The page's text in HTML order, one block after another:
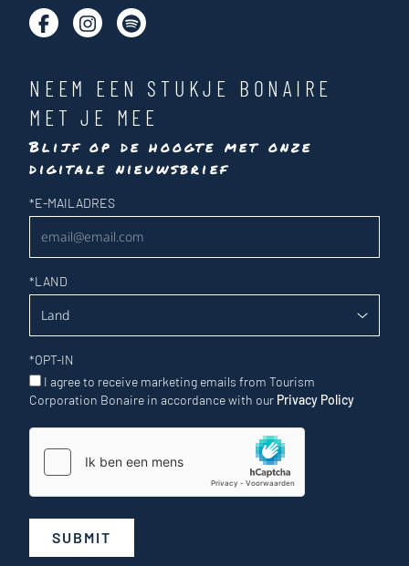
NEEM EEN STUKJE BONAIRE
MET JE MEE
Blijf op de hoogte met onze
digitale nieuwsbrief
Nieuwsbrief
*E-MAILADRES
*LAND
*OPT-IN
I agree to receive marketing emails from Tourism
Corporation Bonaire in accordance with our Privacy Policy
SUBMIT